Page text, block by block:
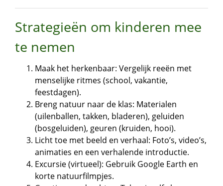
Strategieën om kinderen mee
te nemen
Maak het herkenbaar: Vergelijk reeën met
menselijke ritmes (school, vakantie,
feestdagen).
Breng natuur naar de klas: Materialen
(uilenballen, takken, bladeren), geluiden
(bosgeluiden), geuren (kruiden, hooi).
Licht toe met beeld en verhaal: Foto’s, video’s,
animaties en een verhalende introductie.
Excursie (virtueel): Gebruik Google Earth en
korte natuurfilmpjes.